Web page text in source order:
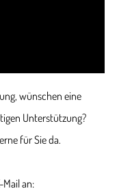
wünschen eine
Unterstützung?
für Sie da.
an: